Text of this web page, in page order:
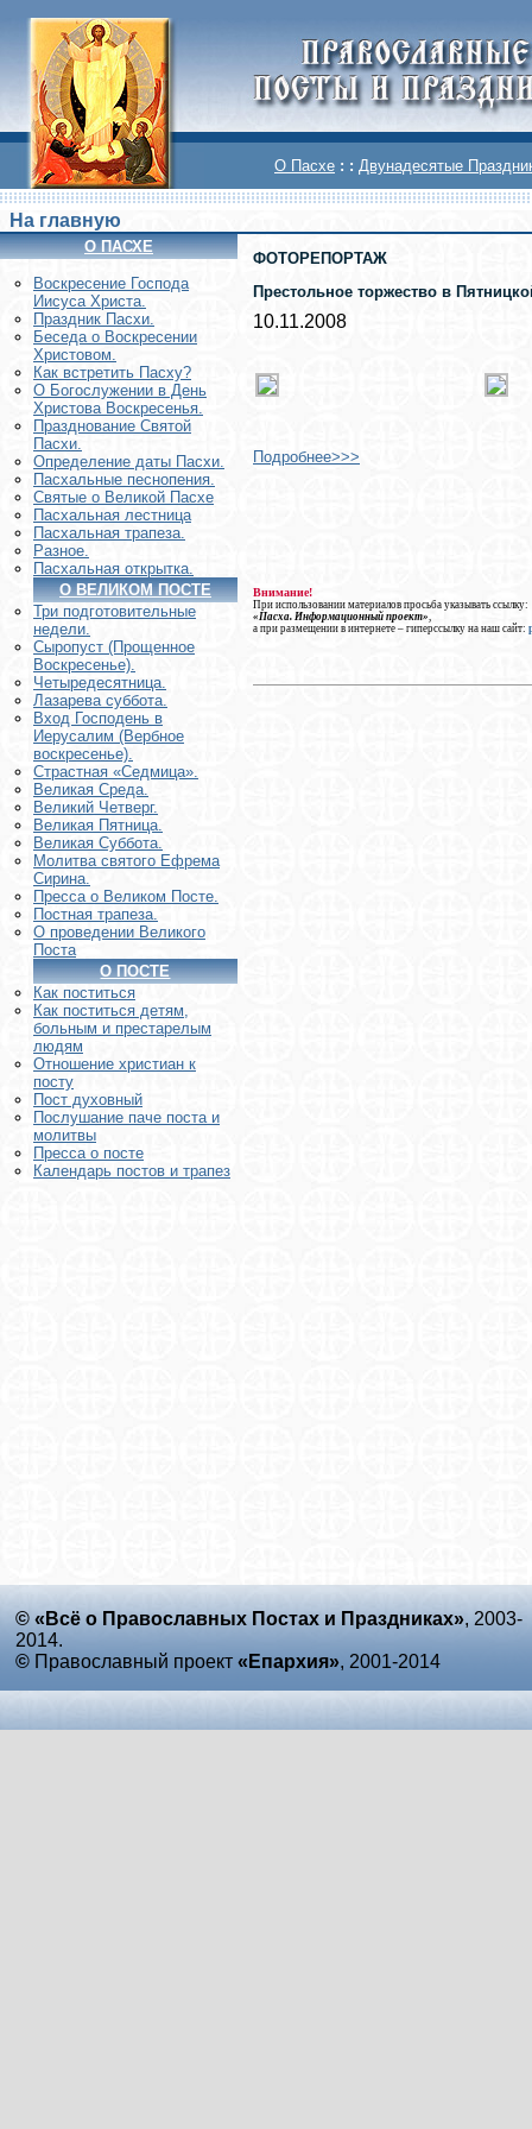
О Пасхе : : Двунадесятые
На главную
О ПАСХЕ
Воскреcение Господа
Иисуса Христа.
Праздник Пасхи.
Беседа о Воскресении
Христовом.
Как встретить Пасху?
О Богослужении в День
Христова Воскресенья.
Празднование Святой
Пасхи.
Определение даты Пасхи.
Пасхальные песнопения.
Святые о Великой Пасхе
Пасхальная лестница
Пасхальная трапеза.
Разное.
Пасхальная открытка.
О ВЕЛИКОМ ПОСТЕ
Три подготовительные
недели.
Сыропуст (Прощенное
Воскресенье).
Четыредесятница.
Лазарева суббота.
Вход Господень в
Иерусалим (Вербное
воскресенье).
Страстная «Седмица».
Великая Среда.
Великий Четверг.
Великая Пятница.
Великая Суббота.
Молитва святого Ефрема
Сирина.
Пресса о Великом Посте.
Постная трапеза.
О проведении Великого
Поста
О ПОСТЕ
Как поститься
Как поститься детям,
больным и престарелым
людям
Отношение христиан к
посту
Пост духовный
Послушание паче поста и
молитвы
Пресса о посте
Календарь постов и трапез
ФОТОРЕПОРТАЖ
Престольное торжество в
10.11.2008
Подробнее>>>
Внимание!
При использовании материалов просьба указывать ссылку:
«Пасха. Информационный проект»,
а при размещении в интернете – гиперссылку на наш сайт:
© «Всё о Православных Постах и Праздниках», 2003-
2014.
© Православный проект «Епархия», 2001-2014